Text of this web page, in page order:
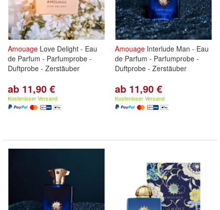
Amouage Love Delight - Eau
de Parfum - Parfumprobe -
Duftprobe - Zerstäuber
ab 11,90 €
Kostenloser Versand
Amouage Interlude Man - Eau
de Parfum - Parfumprobe -
Duftprobe - Zerstäuber
ab 11,90 €
Kostenloser Versand